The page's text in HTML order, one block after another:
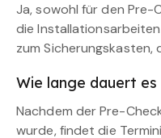
Ja, sowohl für den Pre-
die
zum Sicherungskasten,
Wie lange dauert
Nachdem der Pre-
wurde, findet die